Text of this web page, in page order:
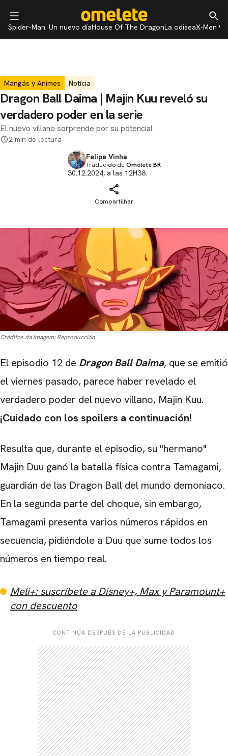
Spider-Man: Un nuevo díaHouse Of The DragonLa odiseaX-Men 97
Mangás y Animes Notícia
Dragon Ball Daima | Majin Kuu reveló su
verdadero poder en la serie
El nuevo villano sorprende por su potencial
2 min de lectura
Felipe Vinha
Traducido deOmelete BR
30.12.2024, a las 12H38.
Compartilhar
Créditos da imagem: Reproducción
El episodio 12 de Dragon Ball Daima, que se emitió
el viernes pasado, parece haber revelado el
verdadero poder del nuevo villano, Majin Kuu.
¡Cuidado con los spoilers a continuación!
Resulta que, durante el episodio, su "hermano"
Majin Duu ganó la batalla física contra Tamagami,
guardián de las Dragon Ball del mundo demoníaco.
En la segunda parte del choque, sin embargo,
Tamagami presenta varios números rápidos en
secuencia, pidiéndole a Duu que sume todos los
números en tiempo real.
Meli+: suscríbete a Disney+, Max y Paramount+
con descuento
CONTINÚA DESPUÉS DE LA PUBLICIDAD